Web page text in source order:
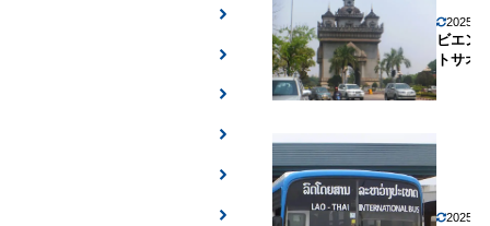
2025年
ビエン
トサオ
2025年